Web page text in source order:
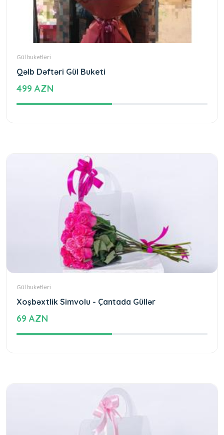
Gül buketləri
Qəlb Dəftəri Gül Buketi
499 AZN
Gül buketləri
Xoşbəxtlik Simvolu - Çantada Güllər
69 AZN